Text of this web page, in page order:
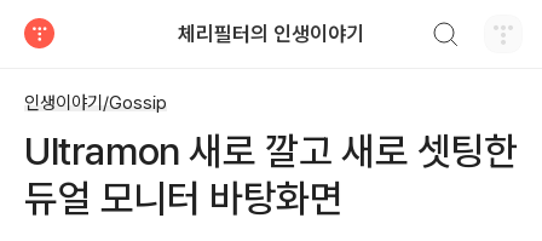
체리필터의 인생이야기
인생이야기/Gossip
Ultramon 새로 깔고 새로 셋팅한
듀얼 모니터 바탕화면